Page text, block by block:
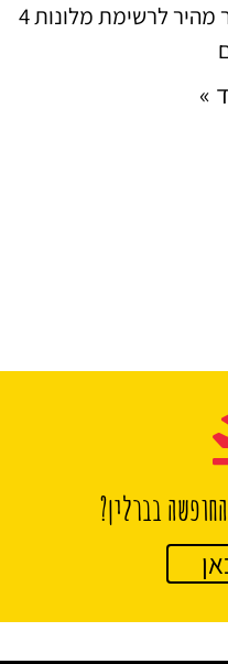
ולמבלי לקרוע את הכיס. מעבר מהיר לרשימת מלונות 4
»
בברלין?